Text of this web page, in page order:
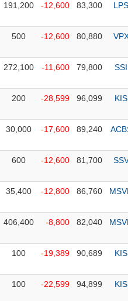
191,200 -12,600 83,300 LPS
500 -12,600 80,880
272,100 -11,600 79,800 SSI
200 -28,599 96,099 KIS
30,000 -17,600 89,240
600 -12,600 81,700
35,400 -12,800 86,760
406,400 -8,800 82,040
100 -19,389 90,689 KIS
100 -22,599 94,899 KIS